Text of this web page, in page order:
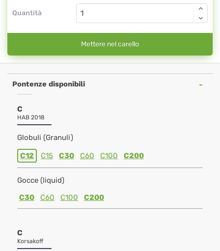
Quantità
Mettere nel carello
Pontenze disponibili
C
HAB 2018
Globuli (Granuli)
C12 C15 C30 C60 C100 C200
Gocce (liquid)
C30
C60 C100 C200
C
Korsakoff